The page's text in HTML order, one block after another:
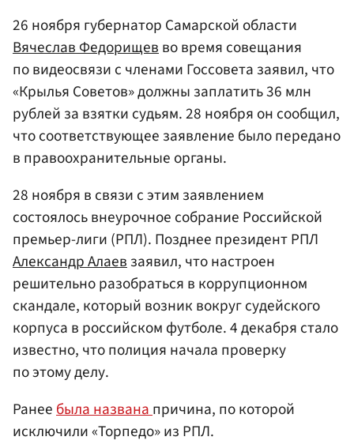
26 ноября губернатор Самарской области
Вячеслав Федорищевво время совещания
по видеосвязи с членами Госсовета заявил, что
«Крылья Советов» должны заплатить 36 млн
рублей за взятки судьям. 28 ноября он сообщил,
что соответствующее заявление было передано
в правоохранительные органы.
28 ноября в связи с этим заявлением
состоялось внеурочное собрание Российской
премьер-лиги (РПЛ). Позднее президент РПЛ
Александр Алаевзаявил, что настроен
решительно разобраться в коррупционном
скандале, который возник вокруг судейского
корпуса в российском футболе. 4 декабря стало
известно, что полиция начала проверку
по этому делу.
Ранеебыла названапричина, по которой
исключили «Торпедо» из РПЛ.